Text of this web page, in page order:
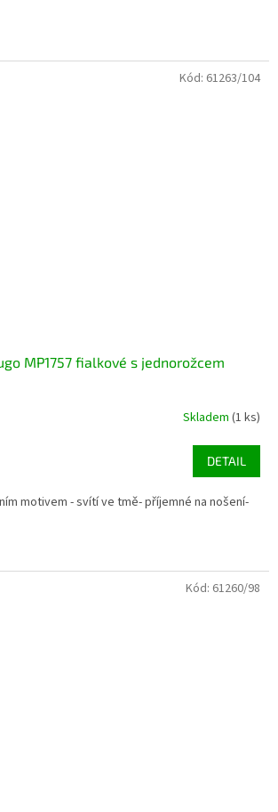
MP1757 fialkové s jednorožcem
Skladem (1 ks)
DETAIL
motivem - svítí ve tmě- příjemné na nošení-
Kód: 61263/104
Kód: 61260/98